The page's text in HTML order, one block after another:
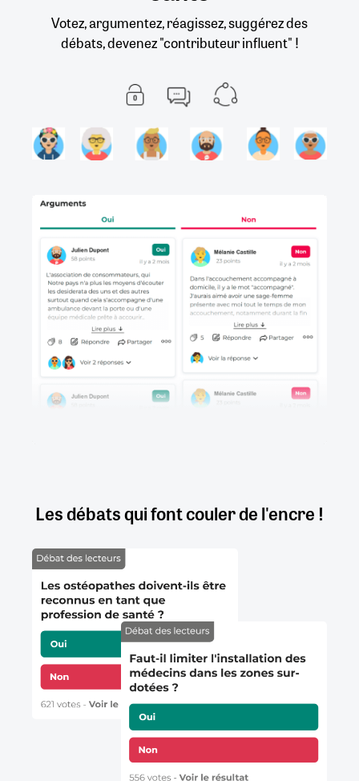
Votez, argumentez, réagissez, suggérez des
débats, devenez "contributeur influent" !
Les débats qui font couler de l'encre !